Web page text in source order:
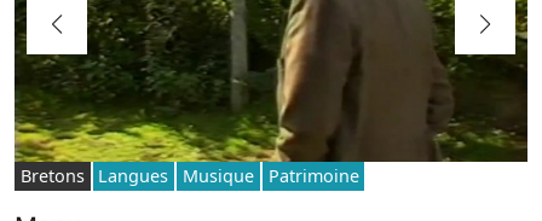
Bretons Langues Musique Patrimoine